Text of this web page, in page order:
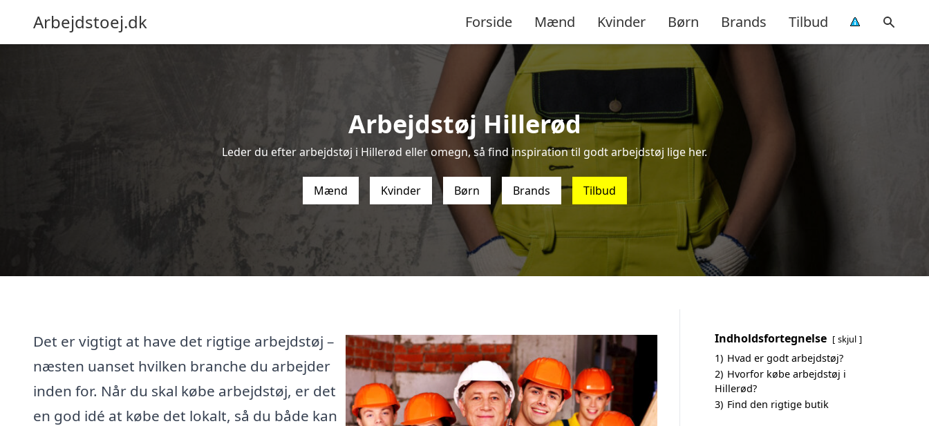
Arbejdstoej.dk Forside Mænd Kvinder Børn Brands Tilbud
Arbejdstøj Hillerød
Leder du efter arbejdstøj i Hillerød eller omegn, så find inspiration til godt arbejdstøj lige her.
Mænd Kvinder Børn Brands Tilbud
Det er vigtigt at have det rigtige arbejdstøj –
næsten uanset hvilken branche du arbejder
inden for. Når du skal købe arbejdstøj, er det
en god idé at købe det lokalt, så du både kan
Indholdsfortegnelse skjul
1) Hvad er godt arbejdstøj?
2) Hvorfor købe arbejdstøj i
Hillerød?
3) Find den rigtige butik